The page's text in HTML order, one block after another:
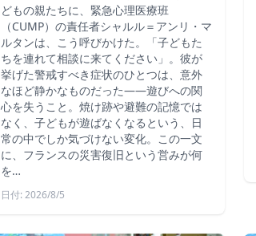
どもの親たちに、緊急心理医療班
（CUMP）の責任者シャルル＝アンリ・マ
ルタンは、こう呼びかけた。「子どもた
ちを連れて相談に来てください」。彼が
挙げた警戒すべき症状のひとつは、意外
なほど静かなものだった――遊びへの関
心を失うこと。焼け跡や避難の記憶では
なく、子どもが遊ばなくなるという、日
常の中でしか気づけない変化。この一文
に、フランスの災害復旧という営みが何
を…
日付: 2026/8/5